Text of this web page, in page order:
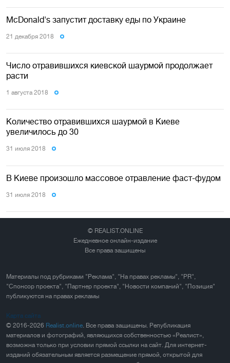
McDonald's запустит доставку еды по Украине
21 декабря 2018
Число отравившихся киевской шаурмой продолжает
расти
1 августа 2018
Количество отравившихся шаурмой в Киеве
увеличилось до 30
31 июля 2018
В Киеве произошло массовое отравление фаст-фудом
31 июля 2018
© REALIST.ONLINE
Ежедневное онлайн-издание
Все права защищены
Материалы под рубриками "Реклама", "На правах рекламы", "PR",
"Спонсор проекта", "Партнер проекта", "Новости компаний", "Позиция"
публикуются на правах рекламы
Карта сайта
© 2016-2026 Realist.online. Все права защищены. Републикация
материалов и фотографий, являющихся собственностью «Реалист»,
возможна только при условии прямой ссылки на сайт. Для интернет-
изданий обязательным является размещение прямой, открытой для